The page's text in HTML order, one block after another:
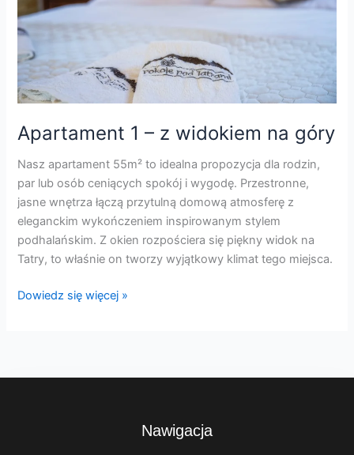
Apartament 1 – z widokiem na góry
Nasz apartament 55m² to idealna propozycja dla rodzin,
par lub osób ceniących spokój i wygodę. Przestronne,
jasne wnętrza łączą przytulną domową atmosferę z
eleganckim wykończeniem inspirowanym stylem
podhalańskim. Z okien rozpościera się piękny widok na
Tatry, to właśnie on tworzy wyjątkowy klimat tego miejsca.
góry
Dowiedz się więcej »
Nawigacja